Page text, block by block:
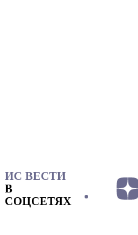
ИС ВЕСТИ
В
СОЦСЕТЯХ